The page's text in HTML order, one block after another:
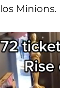
Minions.